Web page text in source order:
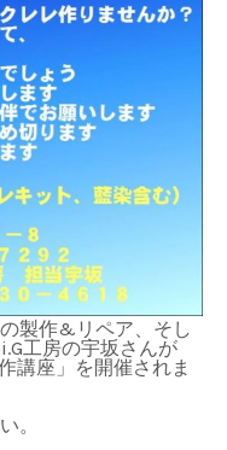
製作&リペア、そし
工房の宇坂さんが
講座」を開催されま
。